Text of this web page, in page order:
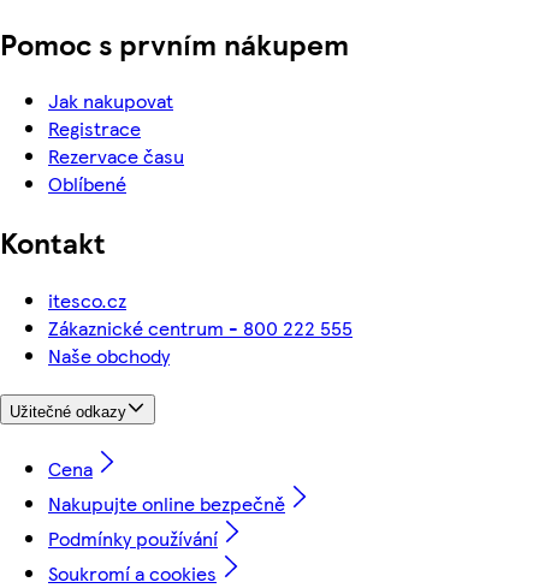
Pomoc s prvním nákupem
Jak nakupovat
Registrace
Rezervace času
Oblíbené
Kontakt
itesco.cz
Zákaznické centrum - 800 222 555
Naše obchody
Užitečné odkazy
Cena
Nakupujte online bezpečně
Podmínky používání
Soukromí a cookies